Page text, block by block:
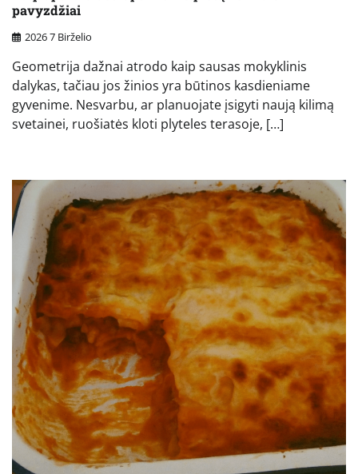
pavyzdžiai
2026 7 Birželio
Geometrija dažnai atrodo kaip sausas mokyklinis
dalykas, tačiau jos žinios yra būtinos kasdieniame
gyvenime. Nesvarbu, ar planuojate įsigyti naują kilimą
svetainei, ruošiatės kloti plyteles terasoje, […]